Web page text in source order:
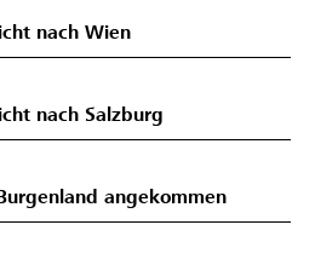
nach Wien
nach Salzburg
angekommen